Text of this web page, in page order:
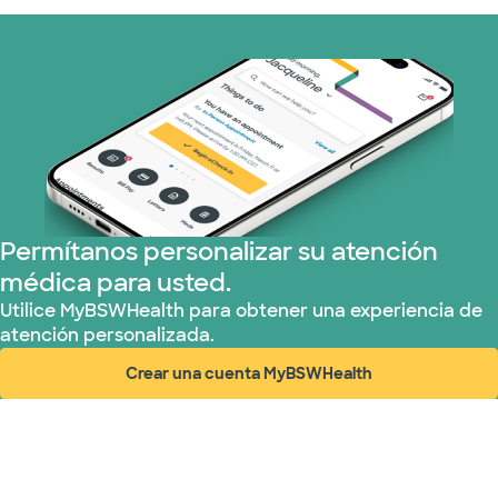
United HealthCare (23 planes)
WellMed (11 planes)
Permítanos personalizar su atención
médica para usted.
Utilice MyBSWHealth para obtener una experiencia de
atención personalizada.
Crear una cuenta MyBSWHealth
(abre en ventana nueva)